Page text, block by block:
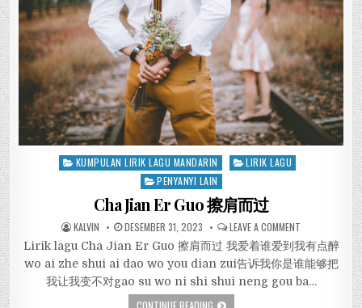
Posted
KUMPULAN LIRIK LAGU MANDARIN
LIRIK LAGU
PENYANYI LAIN
Cha Jian Er Guo 擦肩而过
KALVIN DESEMBER 31, 2023 LEAVE A COMMENT
Lirik lagu Cha Jian Er Guo 擦肩而过 我爱着谁爱到我有点醉
wo ai zhe shui ai dao wo you dian zui告诉我你是谁能够把
我让我变不对gao su wo ni shi shui neng gou ba…